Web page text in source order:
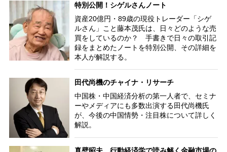
特別公開！シゲルさんノート
資産20億円・89歳の現役トレーダー「シゲ
ルさん」こと藤本茂氏は、日々どのような売
買をしているのか？ 手書きで日々の取引記
録をまとめたノートを特別公開、その詳細を
本人が解説する。
田代尚機のチャイナ・リサーチ
中国株・中国経済分析の第一人者で、セミナ
ーやメディアにも多数出演する田代尚機氏
が、今後の中国情勢・注目株について詳しく
解説。